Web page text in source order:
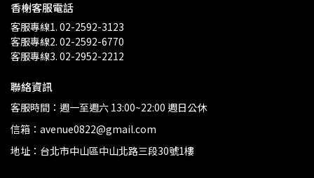
香榭客服電話
客服專線1. 02-2592-3123
客服專線2. 02-2592-6770
客服專線3. 02-2952-2212
聯絡資訊
客服時間：週一至週六 13:00~22:00 週日公休
信箱：avenue0822@gmail.com
地址：台北市中山區中山北路三段30號1樓